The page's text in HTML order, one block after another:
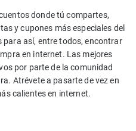
donde tú compartes,
y cupones más especiales del
así, entre todos, encontrar
en internet. Las mejores
por parte de la comunidad
Atrévete a pasarte de vez en
calientes en internet.